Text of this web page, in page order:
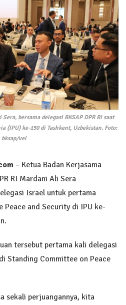
bersama delegasi BKSAP DPR RI saat
(IPU) ke-150 di Tashkent, Uzbekistan. Foto:
bksap/vel
– Ketua Badan Kerjasama
RI Mardani Ali Sera
Israel untuk pertama
Peace and Security di IPU ke-
tersebut pertama kali delegasi
Standing Committee on Peace
sekali perjuangannya, kita